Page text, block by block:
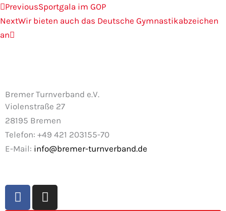
Zurück
PreviousSportgala im GOP
NextWir bieten auch das Deutsche Gymnastikabzeichen
an
Nächster
Bremer Turnverband e.V.
Violenstraße 27
28195 Bremen
Telefon: +49 421 203155-70
E-Mail: info@bremer-turnverband.de
F
a
I
n